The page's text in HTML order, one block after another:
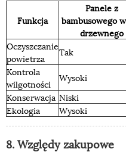
Funkcja
Panele z
bambusowego
drzewnego
Oczyszczanie
powietrza
Tak
Kontrola
wilgotności
Wysoki
Konserwacja Niski
Ekologia
Wysoki
8. Względy zakupowe